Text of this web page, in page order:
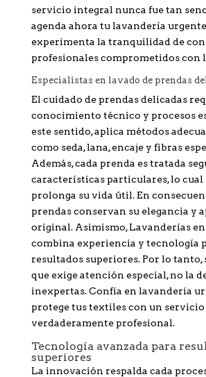
servicio integral nunca fue tan
agenda ahora tu lavandería
experimenta la tranquilidad de
profesionales comprometidos con
Especialistas en lavado de prendas
El cuidado de prendas delicadas
conocimiento técnico y procesos
este sentido, aplica métodos
como seda, lana, encaje y fibras
Además, cada prenda es tratada
características particulares, lo cual
prolonga su vida útil. En
prendas conservan su elegancia y
original. Asimismo, Lavanderías en
combina experiencia y tecnología
resultados superiores. Por lo tanto,
que exige atención especial, no la
inexpertas. Confía en lavandería
protege tus textiles con un servicio
verdaderamente profesional.
Tecnología avanzada para
superiores
La innovación respalda cada